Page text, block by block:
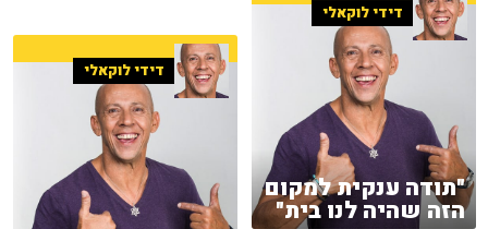
דידי לוקאלי
"תודה ענקית למקום
הזה שהיה לנו בית"
דידי לוקאלי